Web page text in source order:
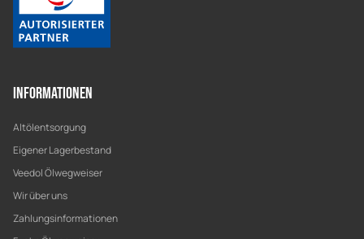
Informationen
Altölentsorgung
Eigener Lagerbestand
Veedol Ölwegweiser
Wir über uns
Zahlungsinformationen